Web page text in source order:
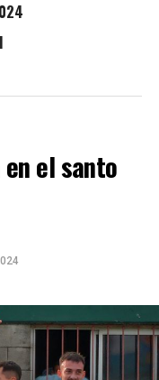
en el santo